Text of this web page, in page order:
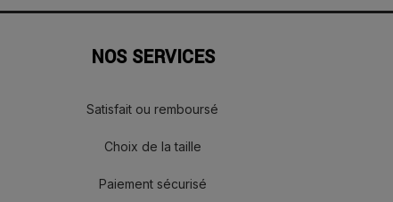
NOS SERVICES
Satisfait ou remboursé
Choix de la taille
Paiement sécurisé